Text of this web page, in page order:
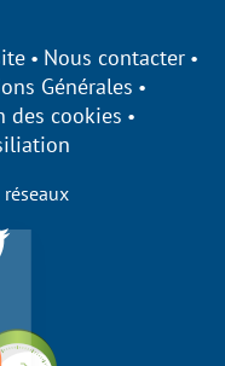
votre
Nous contacter
Générales
des cookies